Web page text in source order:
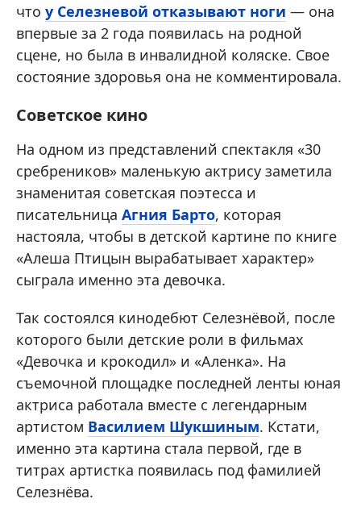
что у Селезневой отказывают ноги — она
впервые за 2 года появилась на родной
сцене, но была в инвалидной коляске. Свое
состояние здоровья она не комментировала.
Советское кино
На одном из представлений спектакля «30
сребреников» маленькую актрису заметила
знаменитая советская поэтесса и
писательница Агния Барто, которая
настояла, чтобы в детской картине по книге
«Алеша Птицын вырабатывает характер»
сыграла именно эта девочка.
Так состоялся кинодебют Селезнёвой, после
которого были детские роли в фильмах
«Девочка и крокодил» и «Аленка». На
съемочной площадке последней ленты юная
актриса работала вместе с легендарным
артистом Василием Шукшиным. Кстати,
именно эта картина стала первой, где в
титрах артистка появилась под фамилией
Селезнёва.